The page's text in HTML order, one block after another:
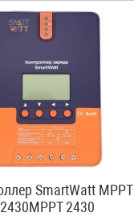
SmartWatt MPPT
2430MPPT 2430